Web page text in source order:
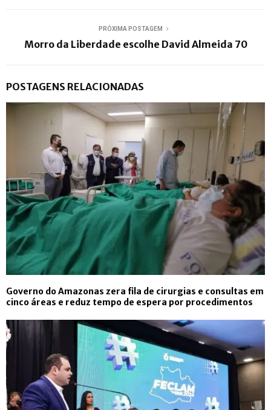
PRÓXIMA POSTAGEM
Morro da Liberdade escolhe David Almeida 70
POSTAGENS RELACIONADAS
Governo do Amazonas zera fila de cirurgias e consultas em
cinco áreas e reduz tempo de espera por procedimentos